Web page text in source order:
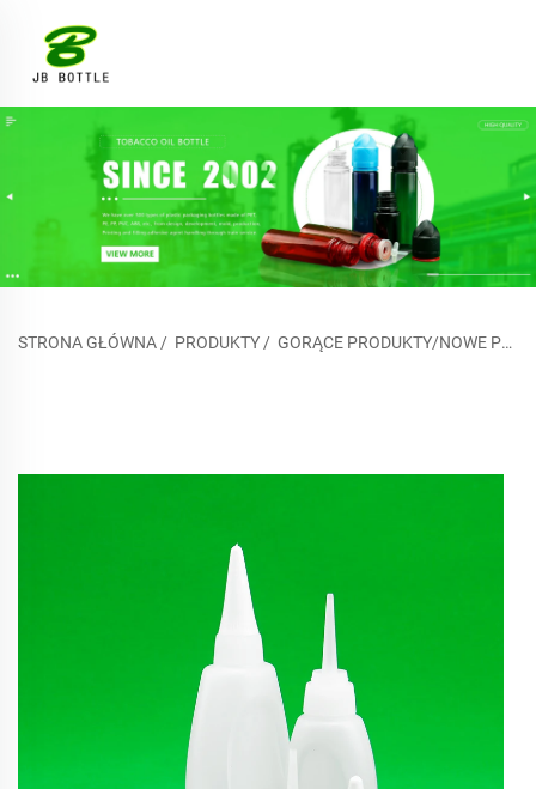
STRONA GŁÓWNA/ PRODUKTY/ GORĄCE PRODUKTY/NOWE PRODUKTY